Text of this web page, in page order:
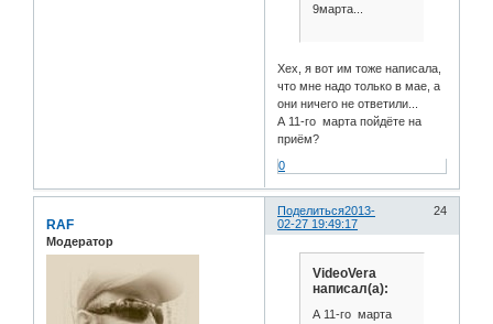
9марта...
Хех, я вот им тоже написала,
что мне надо только в мае, а
они ничего не ответили...
А 11-го марта пойдёте на
приём?
0
Поделиться 24
2013-
02-27 19:49:17
RAF
Модератор
VideoVera
написал(а):
А 11-го марта